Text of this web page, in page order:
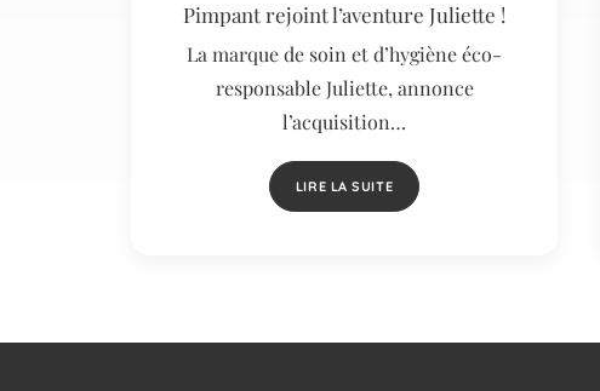
Pimpant rejoint l’aventure Juliette !
La marque de soin et d’hygiène éco-
responsable Juliette, annonce
l’acquisition…
LIRE LA SUITE